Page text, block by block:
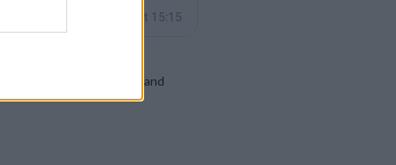
estive per i rispettivi brand